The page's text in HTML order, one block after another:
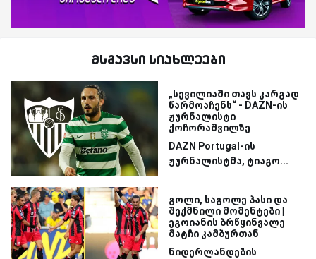
მსგავსი სიახლეები
„სევილიაში თავს კარგად
წარმოაჩენს“ - DAZN-ის
ჟურნალისტი
ქოჩორაშვილზე
DAZN Portugal-ის
ჟურნალისტმა, ტიაგო...
გოლი, საგოლე პასი და
შექმნილი მომენტები |
ეგოიანის ბრწყინვალე
მატჩი კამბურთან
ნიდერლანდების